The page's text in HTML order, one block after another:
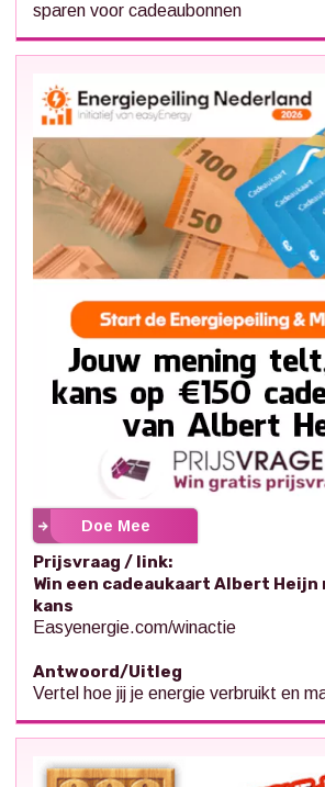
sparen voor cadeaubonnen
Doe Mee
Prijsvraag / link:
Win een cadeaukaart Albert Heijn
kans
Easyenergie.com/winactie
Antwoord/Uitleg
Vertel hoe jij je energie verbruikt en